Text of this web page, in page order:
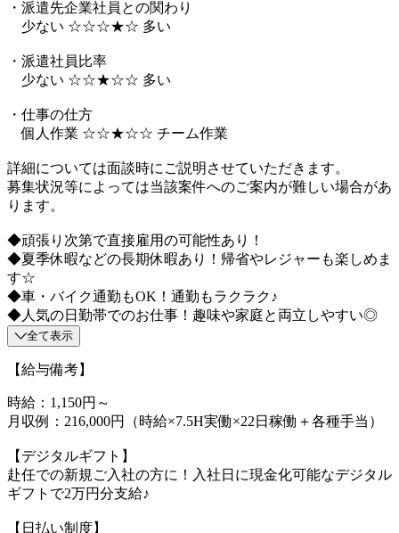
・派遣先企業社員との関わり
少ない ☆☆☆★☆ 多い
・派遣社員比率
少ない ☆☆★☆☆ 多い
・仕事の仕方
個人作業 ☆☆★☆☆ チーム作業
詳細については面談時にご説明させていただきます。
募集状況等によっては当該案件へのご案内が難しい場合があ
ります。
◆頑張り次第で直接雇用の可能性あり！
◆夏季休暇などの長期休暇あり！帰省やレジャーも楽しめま
す☆
◆車・バイク通勤もOK！通勤もラクラク♪
◆人気の日勤帯でのお仕事！趣味や家庭と両立しやすい◎
全て表示
【給与備考】
時給：1,150円～
月収例：216,000円（時給×7.5H実働×22日稼働＋各種手当）
【デジタルギフト】
赴任での新規ご入社の方に！入社日に現金化可能なデジタル
ギフトで2万円分支給♪
【日払い制度】